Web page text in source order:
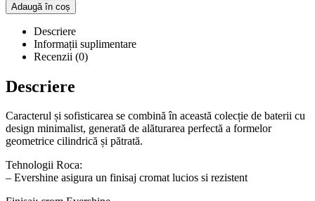
Adaugă în coș
Descriere
Informații suplimentare
Recenzii (0)
Descriere
Caracterul și sofisticarea se combină în această colecție de baterii cu
design minimalist, generată de alăturarea perfectă a formelor
geometrice cilindrică și pătrată.
Tehnologii Roca:
– Evershine asigura un finisaj cromat lucios si rezistent